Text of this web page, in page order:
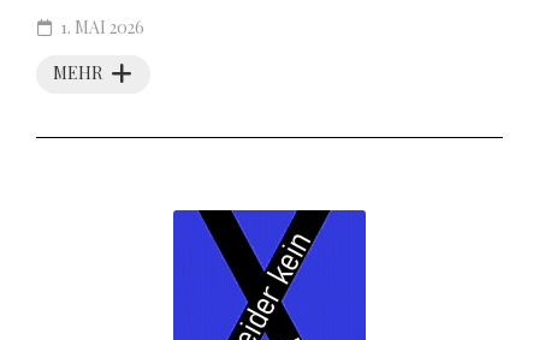
MEHR
1. MAI 2026